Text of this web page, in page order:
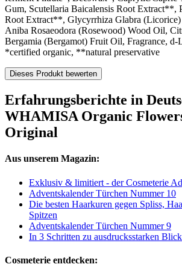
Gum, Scutellaria Baicalensis Root Extract**,
Root Extract**, Glycyrrhiza Glabra
Aniba Rosaeodora (Rosewood) Wood Oil,
Bergamia (Bergamot) Fruit Oil, Fragrance,
*certified organic, **natural preservative
Dieses Produkt bewerten
Erfahrungsberichte in
WHAMISA Organic
Original
Aus unserem Magazin:
Exklusiv & limitiert - der Cosmeterie
Adventskalender Türchen Nummer 10
Die besten Haarkuren gegen Spliss,
Spitzen
Adventskalender Türchen Nummer 9
In 3 Schritten zu ausdrucksstarken
Cosmeterie entdecken: